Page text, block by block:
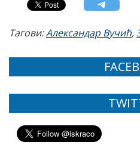
Тагови:Александар Вучић,